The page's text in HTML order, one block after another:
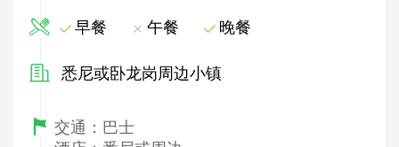
早餐 午餐 晚餐
悉尼或卧龙岗周边小镇
交通：巴士